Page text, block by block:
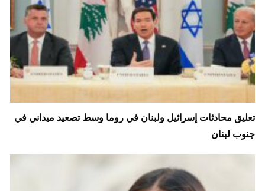
تعليق محادثات إسرائيل ولبنان في روما وسط تصعيد ميداني في
جنوب لبنان